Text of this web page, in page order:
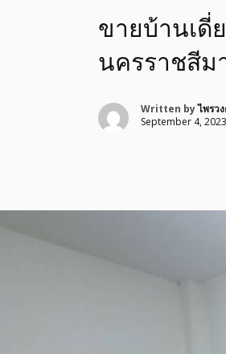
ขายบ้านเดี่
นครราชสีม
Written byไพรว
September 4, 2023